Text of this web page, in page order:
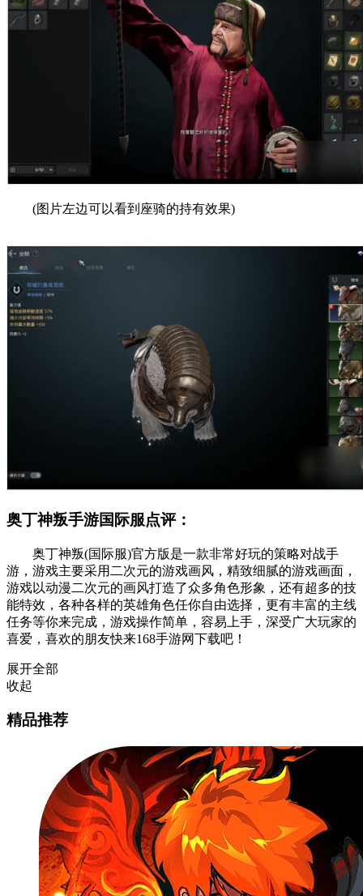
(图片左边可以看到座骑的持有效果)
奥丁神叛手游国际服点评：
奥丁神叛(国际服)官方版是一款非常好玩的策略对战手
游，游戏主要采用二次元的游戏画风，精致细腻的游戏画面，
游戏以动漫二次元的画风打造了众多角色形象，还有超多的技
能特效，各种各样的英雄角色任你自由选择，更有丰富的主线
任务等你来完成，游戏操作简单，容易上手，深受广大玩家的
喜爱，喜欢的朋友快来168手游网下载吧！
展开全部
收起
精品推荐